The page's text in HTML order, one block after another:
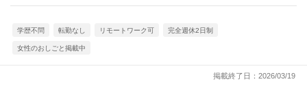
学歴不問 転勤なし リモートワーク可 完全週休2日制
女性のおしごと掲載中
掲載終了日：2026/03/19